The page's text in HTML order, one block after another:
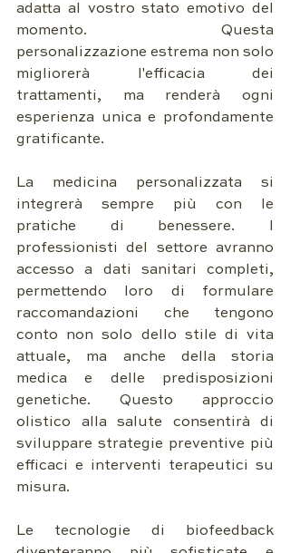
adatta al vostro stato emotivo del
momento. Questa
personalizzazione estrema non solo
migliorerà l'efficacia dei
trattamenti, ma renderà ogni
esperienza unica e profondamente
gratificante.
La medicina personalizzata si
integrerà sempre più con le
pratiche di benessere. I
professionisti del settore avranno
accesso a dati sanitari completi,
permettendo loro di formulare
raccomandazioni che tengono
conto non solo dello stile di vita
attuale, ma anche della storia
medica e delle predisposizioni
genetiche. Questo approccio
olistico alla salute consentirà di
sviluppare strategie preventive più
efficaci e interventi terapeutici su
misura.
Le tecnologie di biofeedback